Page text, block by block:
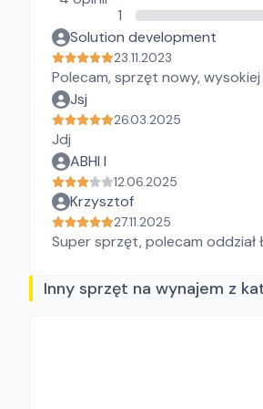
1
Solution development
23.11.2023
Polecam, sprzęt nowy,
Jsj
26.03.2025
Jdj
ABHI I
12.06.2025
Krzysztof
27.11.2025
Super sprzęt, polecam oddział
Inny sprzęt na wynajem z